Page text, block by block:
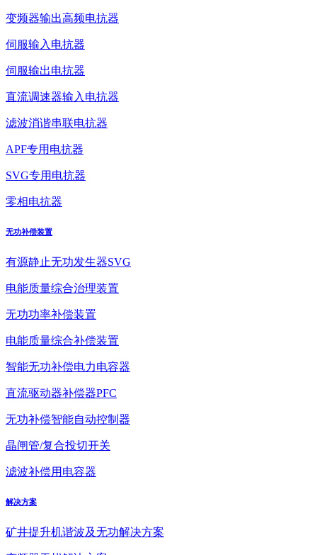
变频器输出高频电抗器
伺服输入电抗器
伺服输出电抗器
直流调速器输入电抗器
滤波消谐串联电抗器
APF专用电抗器
SVG专用电抗器
零相电抗器
无功补偿装置
有源静止无功发生器SVG
电能质量综合治理装置
无功功率补偿装置
电能质量综合补偿装置
智能无功补偿电力电容器
直流驱动器补偿器PFC
无功补偿智能自动控制器
晶闸管/复合投切开关
滤波补偿用电容器
解决方案
矿井提升机谐波及无功解决方案